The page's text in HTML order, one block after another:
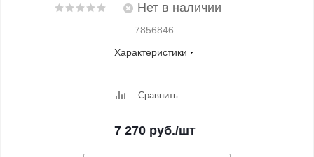
Нет в наличии
7856846
Характеристики
Сравнить
7 270руб./шт